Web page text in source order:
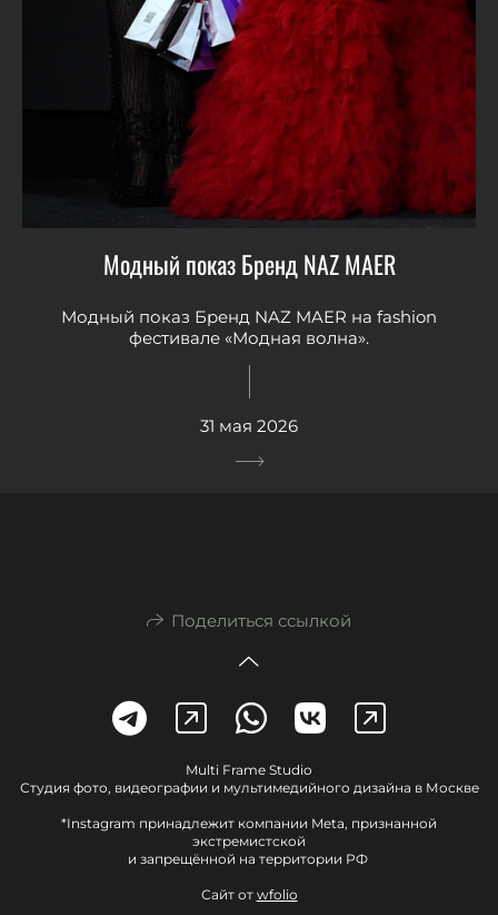
Модный показ Бренд NAZ MAER
Модный показ Бренд NAZ MAER на fashion
фестивале «Модная волна».
31 мая 2026
Поделиться ссылкой
Multi Frame Studio
Студия фото, видеографии и мультимедийного дизайна в Москве
*Instagram принадлежит компании Meta, признанной
экстремистской
и запрещённой на территории РФ
Сайт от wfolio